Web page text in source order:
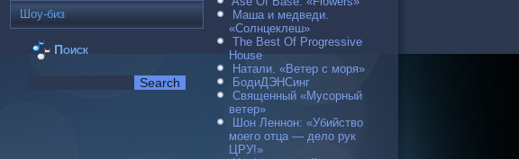
Шоу-биз
Поиск
Маша и медведи.
«Солнцеклеш»
The Best Of Progressive
House
Натали. «Ветер с моря»
БодиДЭНСинг
Священный «Мусорный
ветер»
Шон Леннон: «Убийство
моего отца — дело рук
ЦРУ!»